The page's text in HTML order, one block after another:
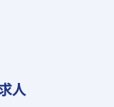
人